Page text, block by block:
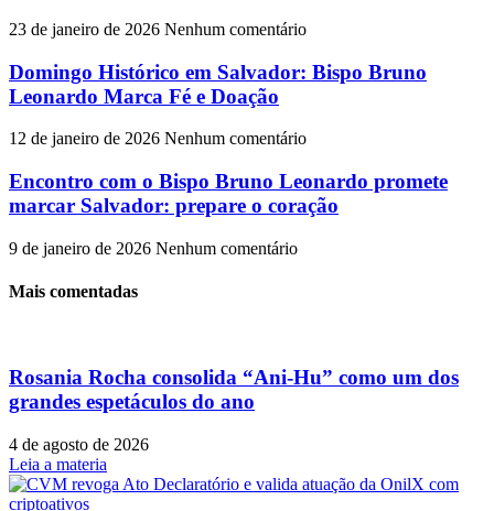
23 de janeiro de 2026 Nenhum comentário
Domingo Histórico em Salvador: Bispo Bruno
Leonardo Marca Fé e Doação
12 de janeiro de 2026 Nenhum comentário
Encontro com o Bispo Bruno Leonardo promete
marcar Salvador: prepare o coração
9 de janeiro de 2026 Nenhum comentário
Mais comentadas
Rosania Rocha consolida “Ani-Hu” como um dos
grandes espetáculos do ano
4 de agosto de 2026
Leia a materia